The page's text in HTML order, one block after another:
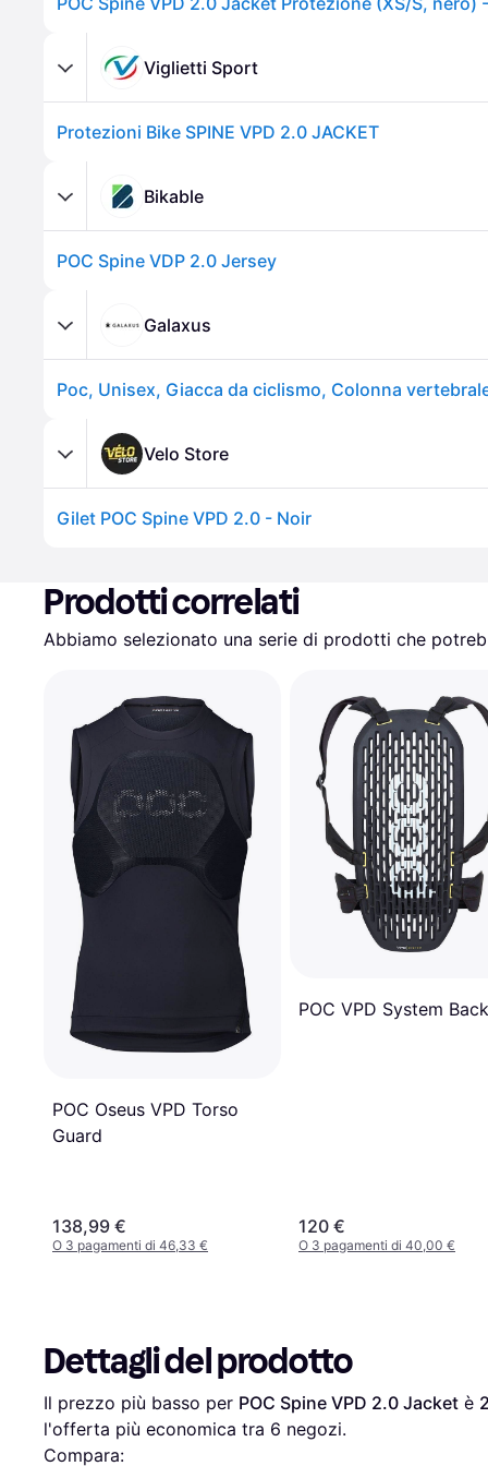
Viglietti Sport
Protezioni Bike SPINE VPD 2.0 JACKET
Bikable
POC Spine VDP 2.0 Jersey
Galaxus
Velo Store
Gilet POC Spine VPD 2.0 - Noir
Prodotti correlati
Abbiamo selezionato una serie di prodotti che
POC Oseus VPD Torso
Guard
138,99 €
O 3 pagamenti di 46,33 €
POC VPD System Back
120 €
O 3 pagamenti di 40,00 €
Dettagli del prodotto
Il prezzo più basso per POC Spine VPD 2.0 Jacket è
l'offerta più economica tra 6 negozi.
Compara: